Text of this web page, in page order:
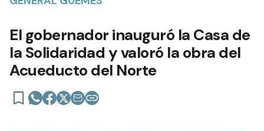
El gobernador inauguró la Casa de
la Solidaridad y valoró la obra del
Acueducto del Norte